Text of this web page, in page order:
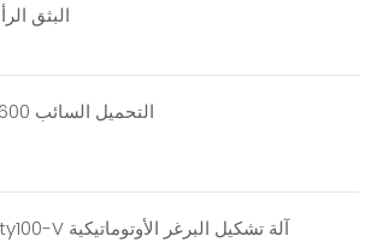
البثق
التحميل السائب XTJ600
آلة تشكيل البرغر الأوتوماتيكية Patty100-V